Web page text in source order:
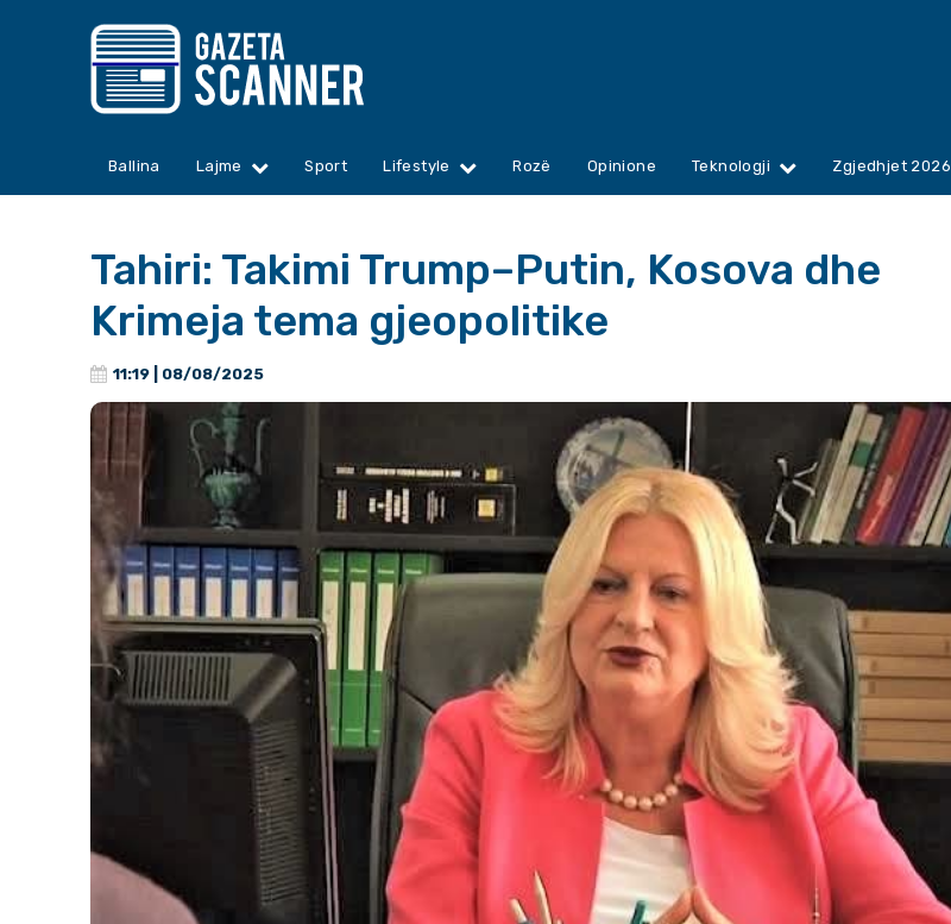
Ballina Lajme Sport Lifestyle Rozë Opinione Teknologji Zgjedhjet 2026
Tahiri: Takimi Trump–Putin, Kosova dhe
Krimeja tema gjeopolitike
11:19 | 08/08/2025